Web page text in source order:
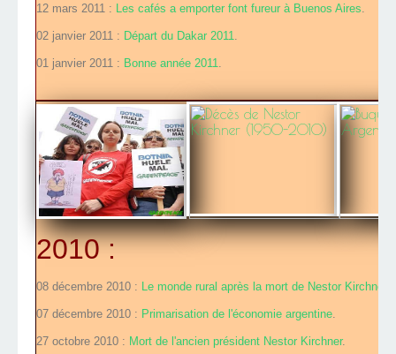
12 mars 2011 : Les cafés a emporter font fureur à Buenos Aires.
02 janvier 2011 : Départ du Dakar 2011.
01 janvier 2011 : Bonne année 2011.
2010 :
08 décembre 2010 : Le monde rural après la mort de Nestor Kirchner
07 décembre 2010 : Primarisation de l'économie argentine.
27 octobre 2010 : Mort de l'ancien président Nestor Kirchner.